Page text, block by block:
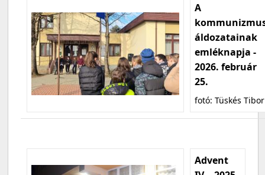
A
áldozatainak
emléknapja -
2026. február
25.
fotó: Tüskés Tibor
Advent